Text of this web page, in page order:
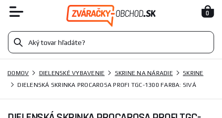
0
DOMOV DIELENSKÉ VYBAVENIE SKRINE NA NÁRADIE
SKRINE
DIELENSKÁ SKRINKA PROCAROSA PROFI TGC-1300 FARBA: SIVÁ